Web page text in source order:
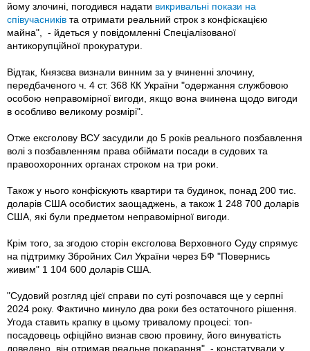
йому злочині, погодився надати викривальні покази на
співучасників та отримати реальний строк з конфіскацією
майна", - йдеться у повідомленні Спеціалізованої
антикорупційної прокуратури.
Відтак, Князєва визнали винним за у вчиненні злочину,
передбаченого ч. 4 ст. 368 КК України "одержання службовою
особою неправомірної вигоди, якщо вона вчинена щодо вигоди
в особливо великому розмірі".
Отже ексголову ВСУ засудили до 5 років реального позбавлення
волі з позбавленням права обіймати посади в судових та
правоохоронних органах строком на три роки.
Також у нього конфіскують квартири та будинок, понад 200 тис.
доларів США особистих заощаджень, а також 1 248 700 доларів
США, які були предметом неправомірної вигоди.
Крім того, за згодою сторін ексголова Верховного Суду спрямує
на підтримку Збройних Сил України через БФ "Повернись
живим" 1 104 600 доларів США.
"Судовий розгляд цієї справи по суті розпочався ще у серпні
2024 року. Фактично минуло два роки без остаточного рішення.
Угода ставить крапку в цьому тривалому процесі: топ-
посадовець офіційно визнав свою провину, його винуватість
доведено, він отримав реальне покарання", - констатували у